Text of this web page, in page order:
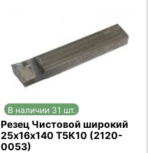
В наличии 31 шт.
Резец Чистовой широкий
25х16х140 Т5К10 (2120-
0053)